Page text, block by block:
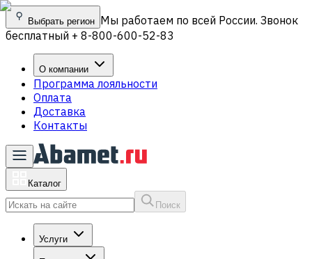
Выбрать регион Мы работаем по всей России. Звонок
бесплатный + 8-800-600-52-83
О компании
Программа лояльности
Оплата
Доставка
Контакты
Каталог
Поиск
Услуги